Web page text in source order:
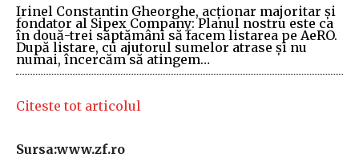
Irinel Constantin Gheorghe, acţionar majoritar şi
fondator al Sipex Company: Planul nostru este ca
în două-trei săptămâni să facem listarea pe AeRO.
După listare, cu ajutorul sumelor atrase şi nu
numai, încercăm să atingem…
Citeste tot articolul
Sursa:www.zf.ro